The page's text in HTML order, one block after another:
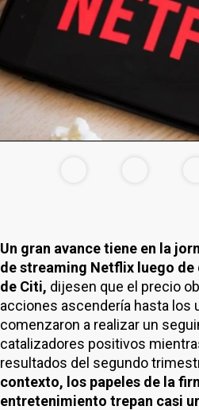
Un gran avance tiene en la
de streaming Netflix luego de
de Citi, dijesen que el precio
acciones ascendería hasta los
comenzaron a realizar un
catalizadores positivos
resultados del segundo
contexto, los papeles de la
entretenimiento trepan casi